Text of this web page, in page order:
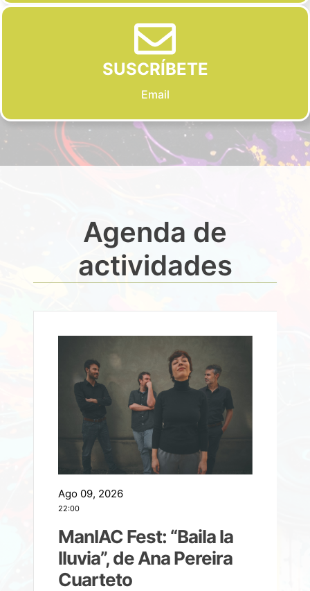
SUSCRÍBETE
Email
Agenda de
actividades
Ago 09, 2026
22:00
ManIAC Fest: “Baila la
lluvia”, de Ana Pereira
Cuarteto